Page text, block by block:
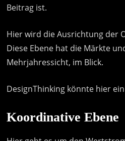
Beitrag ist.
Hier wird die Ausrichtung der
Diese Ebene hat die Märkte
Mehrjahressicht, im Blick.
DesignThinking könnte hier
Koordinative Ebene